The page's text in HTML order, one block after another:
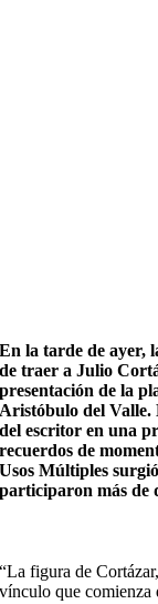
En la tarde de ayer,
de traer a Julio
presentación de la
Aristóbulo del Valle.
del escritor en una
recuerdos de
Usos Múltiples
participaron más de
“La figura de
vínculo que comienza